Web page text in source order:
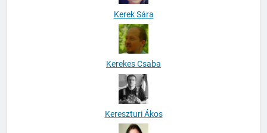
Kerek Sára
Kerekes Csaba
Kereszturi Ákos